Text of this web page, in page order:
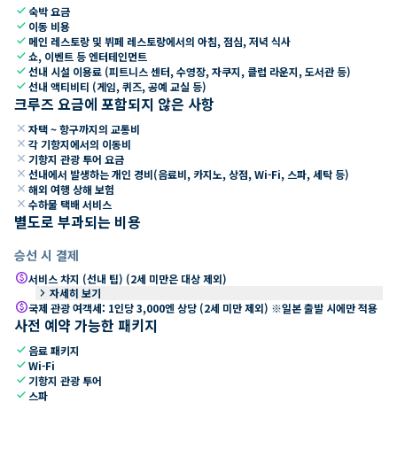
check숙박 요금
check 이동 비용
check 메인 레스토랑 및 뷔페 레스토랑에서의 아침, 점심, 저녁 식사
check쇼, 이벤트 등 엔터테인먼트
check선내 시설 이용료 (피트니스 센터, 수영장, 자쿠지, 클럽 라운지, 도서관 등)
check선내 액티비티 (게임, 퀴즈, 공예 교실 등)
크루즈 요금에 포함되지 않은 사항
close 자택 ~ 항구까지의 교통비
close 각 기항지에서의 이동비
close 기항지 관광 투어 요금
close 선내에서 발생하는 개인 경비(음료비, 카지노, 상점, Wi-Fi, 스파, 세탁 등)
close 해외 여행 상해 보험
close 수하물 택배 서비스
별도로 부과되는 비용
승선 시 결제
paid서비스 차지 (선내 팁) (2세 미만은 대상 제외)
keyboard_arrow_right 자세히 보기
paid국제 관광 여객세: 1인당 3,000엔 상당 (2세 미만 제외) ※일본 출발 시에만 적용
사전 예약 가능한 패키지
check 음료 패키지
checkWi-Fi
check 기항지 관광 투어
check 스파